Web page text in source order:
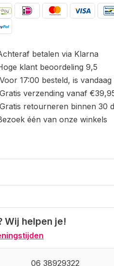
betalen via Klarna
klant beoordeling 9,5
Voor 17:00 besteld, is
Gratis verzending vanaf
Gratis retourneren binnen 30
één van onze winkels
Wij helpen je!
06 38929322